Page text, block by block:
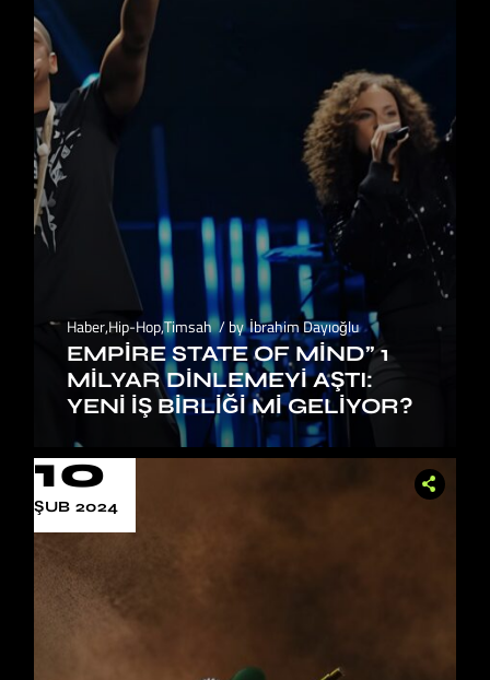
Haber,Hip-Hop,Timsah by İbrahim Dayıoğlu
EMPIRE STATE OF MIND” 1
MILYAR DINLEMEYI AŞTI:
YENI İŞ BIRLIĞI MI GELIYOR?
10
ŞUB 2024